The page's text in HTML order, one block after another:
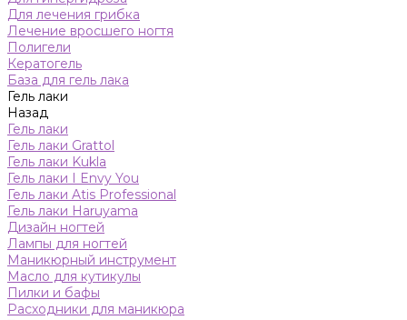
Для лечения грибка
Лечение вросшего ногтя
Полигели
Кератогель
База для гель лака
Гель лаки
Назад
Гель лаки
Гель лаки Grattol
Гель лаки Kukla
Гель лаки I Envy You
Гель лаки Atis Professional
Гель лаки Haruyama
Дизайн ногтей
Лампы для ногтей
Маникюрный инструмент
Масло для кутикулы
Пилки и бафы
Расходники для маникюра